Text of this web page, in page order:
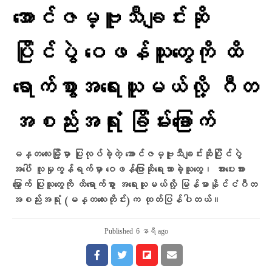
အောင်ဇမ္ဗူသီချင်းဆို
ပြိုင်ပွဲ ဝေဖန်သူတွေကို ထိ
ရောက်စွာအရေးယူမယ်လို့ ဂီတ
အစည်းအရုံး ခြိမ်းခြောက်
မန္တလေးမြို့မှာ ပြုလုပ်ခဲ့တဲ့ အောင်ဇမ္ဗူသီချင်းဆိုပြိုင်ပွဲ
အပေါ် လူမှုကွန်ရက်မှာ ဝေဖန်ပြောဆိုရေးသားခဲ့သူတွေ၊ အားပေးအား
မြှောက် ပြုသူတွေကို ထိရောက်စွာ အရေးယူမယ်လို့ မြန်မာနိုင်ငံဂီတ
အစည်းအရုံး (မန္တလေးတိုင်း)က ထုတ်ပြန်ပါတယ်။
Published 6 နာရီ ago